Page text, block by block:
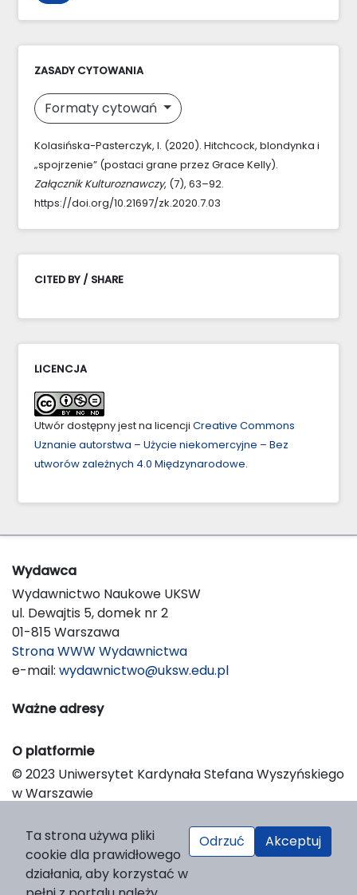
ZASADY CYTOWANIA
Formaty cytowań
Kolasińska-Pasterczyk, I. (2020). Hitchcock, blondynka i
„spojrzenie” (postaci grane przez Grace Kelly).
Załącznik Kulturoznawczy, (7), 63–92.
https://doi.org/10.21697/zk.2020.7.03
CITED BY / SHARE
LICENCJA
Utwór dostępny jest na licencji Creative Commons
Uznanie autorstwa – Użycie niekomercyjne – Bez
utworów zależnych 4.0 Międzynarodowe.
Wydawca
Wydawnictwo Naukowe UKSW
ul. Dewajtis 5, domek nr 2
01-815 Warszawa
Strona WWW Wydawnictwa
e-mail: wydawnictwo@uksw.edu.pl
Ważne adresy
O platformie
© 2023 Uniwersytet Kardynała Stefana Wyszyńskiego
w Warszawie
Platform & Workflow by OJS/PKP
Ta strona używa pliki
cookie dla prawidłowego
działania, aby korzystać w
Odrzuć Akceptuj